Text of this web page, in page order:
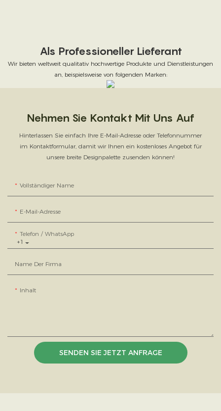
Als Professioneller Lieferant
Wir bieten weltweit qualitativ hochwertige Produkte und Dienstleistungen
an, beispielsweise von folgenden Marken:
Nehmen Sie Kontakt Mit Uns Auf
Hinterlassen Sie einfach Ihre E-Mail-Adresse oder Telefonnummer
im Kontaktformular, damit wir Ihnen ein kostenloses Angebot für
unsere breite Designpalette zusenden können!
Vollständiger Name
E-Mail-Adresse
+1
Telefon / WhatsApp
Name Der Firma
Inhalt
SENDEN SIE JETZT ANFRAGE